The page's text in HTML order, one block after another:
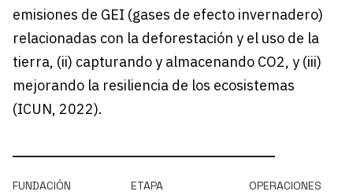
emisiones de GEI (gases de efecto invernadero)
relacionadas con la deforestación y el uso de la
tierra, (ii) capturando y almacenando CO2, y (iii)
mejorando la resiliencia de los ecosistemas
(ICUN, 2022).
FUNDACIÓN ETAPA OPERACIONES